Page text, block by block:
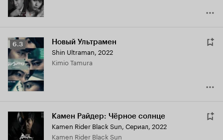
Рейтинг
Кинопоиска
6.3
6.3 Новый Ультрамен
Shin Ultraman, 2022
Kimio Tamura
Камен Райдер: Чёрное солнце
Kamen Rider Black Sun, Сериал, 2022
Kamen Rider Black Sun